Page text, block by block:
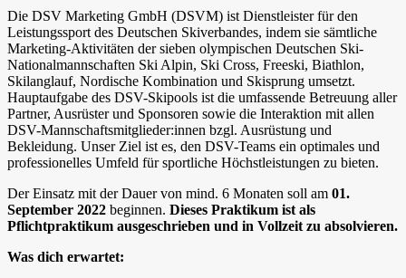
Die DSV Marketing GmbH (DSVM) ist Dienstleister für den
Leistungssport des Deutschen Skiverbandes, indem sie sämtliche
Marketing-Aktivitäten der sieben olympischen Deutschen Ski-
Nationalmannschaften Ski Alpin, Ski Cross, Freeski, Biathlon,
Skilanglauf, Nordische Kombination und Skisprung umsetzt.
Hauptaufgabe des DSV-Skipools ist die umfassende Betreuung aller
Partner, Ausrüster und Sponsoren sowie die Interaktion mit allen
DSV-Mannschaftsmitglieder:innen bzgl. Ausrüstung und
Bekleidung. Unser Ziel ist es, den DSV-Teams ein optimales und
professionelles Umfeld für sportliche Höchstleistungen zu bieten.
Der Einsatz mit der Dauer von mind. 6 Monaten soll am 01.
September 2022 beginnen. Dieses Praktikum ist als
Pflichtpraktikum ausgeschrieben und in Vollzeit zu absolvieren.
Was dich erwartet: